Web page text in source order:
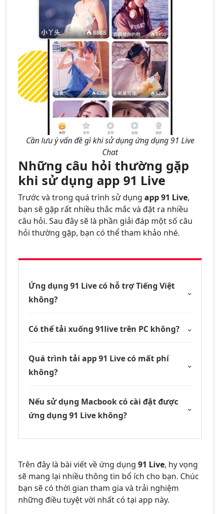
Cần lưu ý vấn đề gì khi sử dụng ứng dụng 91 Live
Chat
Những câu hỏi thường gặp
khi sử dụng app 91 Live
Trước và trong quá trình sử dụng app 91 Live,
bạn sẽ gặp rất nhiều thắc mắc và đặt ra nhiều
câu hỏi. Sau đây sẽ là phần giải đáp một số câu
hỏi thường gặp, bạn có thể tham khảo nhé.
Ứng dụng 91 Live có hỗ trợ Tiếng Việt
không?
Có thể tải xuống 91live trên PC không?
Quá trình tải app 91 Live có mất phí
không?
Nếu sử dụng Macbook có cài đặt được
ứng dụng 91 Live không?
Trên đây là bài viết về ứng dụng 91 Live, hy vọng
sẽ mang lại nhiều thông tin bổ ích cho bạn. Chúc
bạn sẽ có thời gian tham gia và trải nghiệm
những điều tuyệt vời nhất có tại app này.